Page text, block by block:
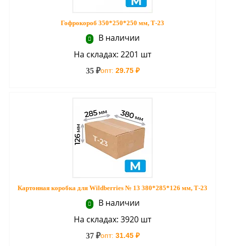
Гофрокороб 350*250*250 мм, Т-23
В наличии
На складах: 2201 шт
35 ₽опт: 29.75 ₽
Картонная коробка для Wildberries № 13 380*285*126 мм, Т-23
В наличии
На складах: 3920 шт
37 ₽опт: 31.45 ₽